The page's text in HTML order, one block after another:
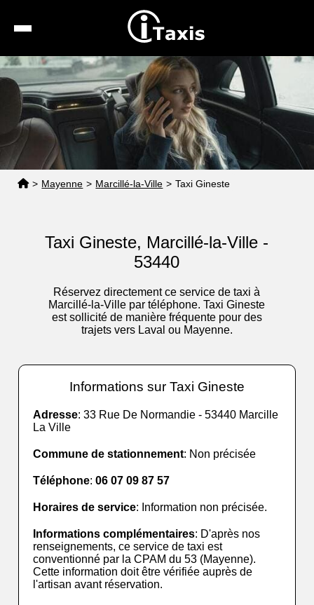
Recherche
Calcul de tarif
Taxis conventionnés
Espace pro
> Mayenne > Marcillé-la-Ville > Taxi Gineste
Taxi Gineste, Marcillé-la-Ville -
53440
Réservez directement ce service de taxi à
Marcillé-la-Ville par téléphone. Taxi Gineste
est sollicité de manière fréquente pour des
trajets vers Laval ou Mayenne.
Informations sur Taxi Gineste
Adresse: 33 Rue De Normandie - 53440 Marcille
La Ville
Commune de stationnement: Non précisée
Téléphone:06 07 09 87 57
Horaires de service: Information non précisée.
Informations complémentaires: D'après nos
renseignements, ce service de taxi est
conventionné par la CPAM du 53 (Mayenne).
Cette information doit être vérifiée auprès de
l'artisan avant réservation.